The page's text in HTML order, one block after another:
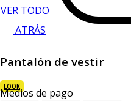
VER TODO
ATRÁS
Pantalón de vestir
LOOK
Medios de pago